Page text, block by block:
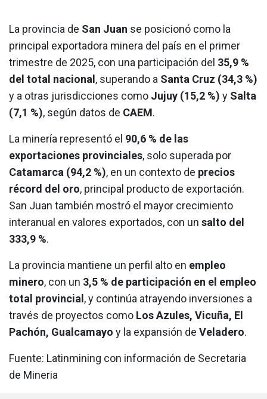
La provincia de San Juan se posicionó como la
principal exportadora minera del país en el primer
trimestre de 2025, con una participación del 35,9 %
del total nacional , superando a Santa Cruz (34,3 %)
y a otras jurisdicciones como Jujuy (15,2 %) y Salta
(7,1 %), según datos de CAEM.
La minería representó el 90,6 % de las
exportaciones provinciales, solo superada por
Catamarca (94,2 %), en un contexto de precios
récord del oro, principal producto de exportación.
San Juan también mostró el mayor crecimiento
interanual en valores exportados, con un salto del
333,9 %.
La provincia mantiene un perfil alto en empleo
minero, con un 3,5 % de participación en el empleo
total provincial , y continúa atrayendo inversiones a
través de proyectos como Los Azules, Vicuña, El
Pachón, Gualcamayo y la expansión de Veladero.
Fuente: Latinmining con información de Secretaria
de Mineria